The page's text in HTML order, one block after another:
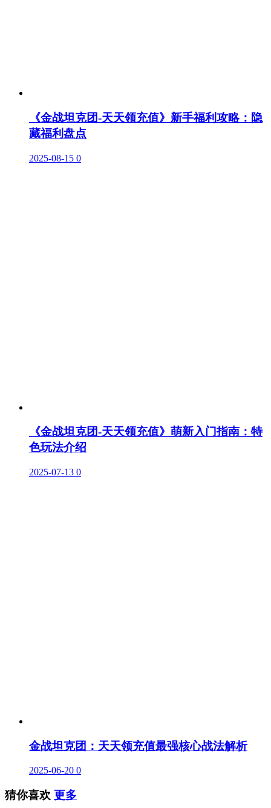
《金战坦克团-天天领充值》新手福利攻略：隐
藏福利盘点
2025-08-15 0
《金战坦克团-天天领充值》萌新入门指南：特
色玩法介绍
2025-07-13 0
金战坦克团：天天领充值最强核心战法解析
2025-06-20 0
猜你喜欢 更多